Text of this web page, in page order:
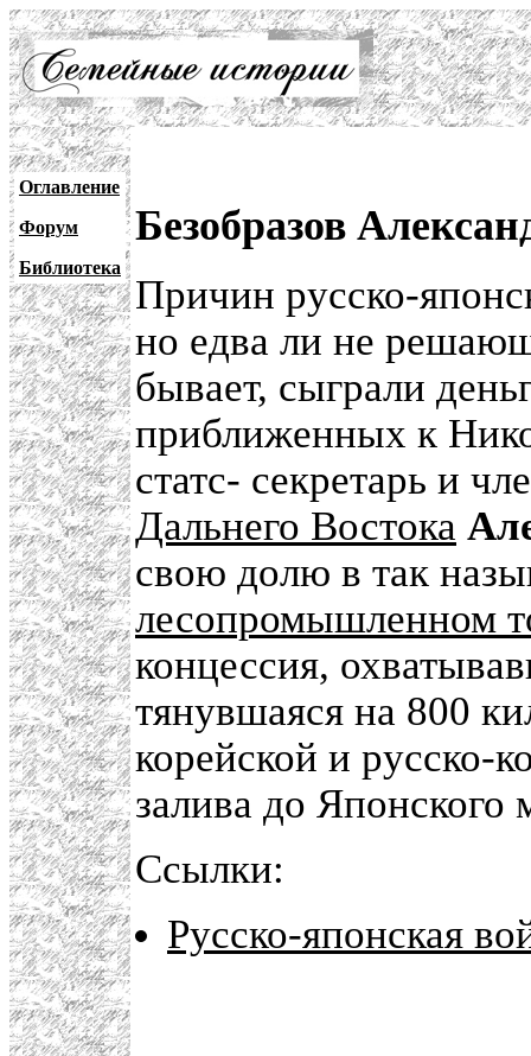
Оглавление
Форум
Библиотека
Безобразов
Причин русско-
но едва ли не
бывает, сыграли
приближенных к
статс- секретарь и
Дальнего Востока
свою долю в так
лесопромышленном
концессия,
тянувшаяся на 800
корейской и русско-
залива до Японского
Ссылки:
Русско-японская